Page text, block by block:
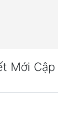
Mới Cập